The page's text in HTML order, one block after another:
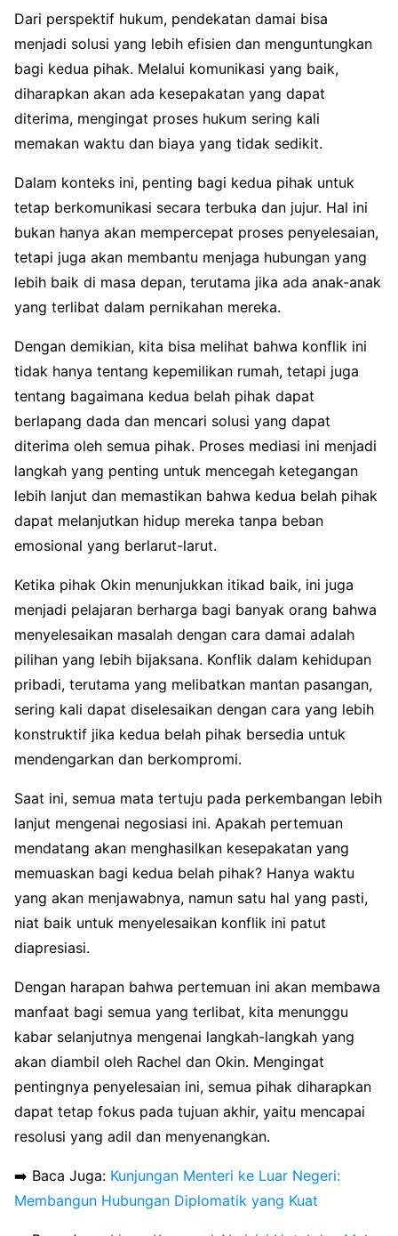
Dari perspektif hukum, pendekatan damai bisa
menjadi solusi yang lebih efisien dan menguntungkan
bagi kedua pihak. Melalui komunikasi yang baik,
diharapkan akan ada kesepakatan yang dapat
diterima, mengingat proses hukum sering kali
memakan waktu dan biaya yang tidak sedikit.
Dalam konteks ini, penting bagi kedua pihak untuk
tetap berkomunikasi secara terbuka dan jujur. Hal ini
bukan hanya akan mempercepat proses penyelesaian,
tetapi juga akan membantu menjaga hubungan yang
lebih baik di masa depan, terutama jika ada anak-anak
yang terlibat dalam pernikahan mereka.
Dengan demikian, kita bisa melihat bahwa konflik ini
tidak hanya tentang kepemilikan rumah, tetapi juga
tentang bagaimana kedua belah pihak dapat
berlapang dada dan mencari solusi yang dapat
diterima oleh semua pihak. Proses mediasi ini menjadi
langkah yang penting untuk mencegah ketegangan
lebih lanjut dan memastikan bahwa kedua belah pihak
dapat melanjutkan hidup mereka tanpa beban
emosional yang berlarut-larut.
Ketika pihak Okin menunjukkan itikad baik, ini juga
menjadi pelajaran berharga bagi banyak orang bahwa
menyelesaikan masalah dengan cara damai adalah
pilihan yang lebih bijaksana. Konflik dalam kehidupan
pribadi, terutama yang melibatkan mantan pasangan,
sering kali dapat diselesaikan dengan cara yang lebih
konstruktif jika kedua belah pihak bersedia untuk
mendengarkan dan berkompromi.
Saat ini, semua mata tertuju pada perkembangan lebih
lanjut mengenai negosiasi ini. Apakah pertemuan
mendatang akan menghasilkan kesepakatan yang
memuaskan bagi kedua belah pihak? Hanya waktu
yang akan menjawabnya, namun satu hal yang pasti,
niat baik untuk menyelesaikan konflik ini patut
diapresiasi.
Dengan harapan bahwa pertemuan ini akan membawa
manfaat bagi semua yang terlibat, kita menunggu
kabar selanjutnya mengenai langkah-langkah yang
akan diambil oleh Rachel dan Okin. Mengingat
pentingnya penyelesaian ini, semua pihak diharapkan
dapat tetap fokus pada tujuan akhir, yaitu mencapai
resolusi yang adil dan menyenangkan.
➡️ Baca Juga: Kunjungan Menteri ke Luar Negeri:
Membangun Hubungan Diplomatik yang Kuat